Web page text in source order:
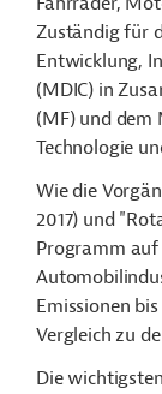
Zuständig für
Entwicklung,
(MDIC) in
(MF) und dem
Technologie
Wie die
2017) und
Programm
Emissionen
Vergleich zu
Die